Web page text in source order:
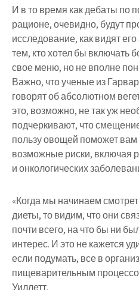
И в то время как дебаты по
рационе, очевидно, будут
исследование, как видят
тем, кто хотел бы включать
свое меню, но не вполне
Важно, что ученые из
говорят об абсолютном
это, возможно, не так уж
подчеркивают, что
пользу овощей поможет
возможные риски, включая
и онкологических
«Когда мы начинаем
диеты, то видим, что они
почти всего, на что бы ни
интерес. И это не кажется
если подумать, все в
пищеварительным
Уиллетт.